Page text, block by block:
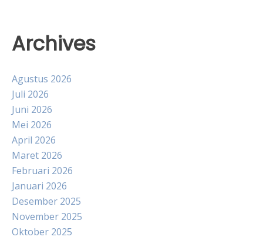
Archives
Agustus 2026
Juli 2026
Juni 2026
Mei 2026
April 2026
Maret 2026
Februari 2026
Januari 2026
Desember 2025
November 2025
Oktober 2025